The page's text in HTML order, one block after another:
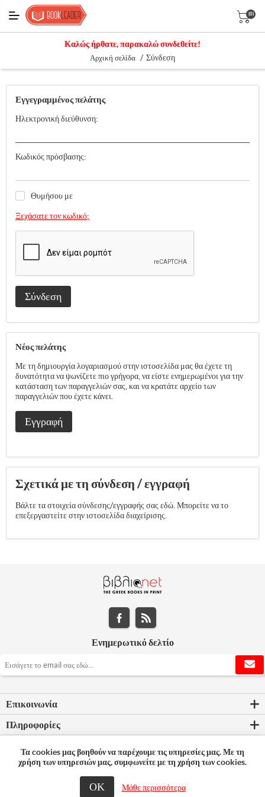
(0)
Καλώς ήρθατε, παρακαλώ συνδεθείτε!
Αρχική σελίδα / Σύνδεση
Εγγεγραμμένος πελάτης
Ηλεκτρονική διεύθυνση:
Κωδικός πρόσβασης:
Θυμήσου με
Ξεχάσατε τον κωδικό;
Σύνδεση
Νέος πελάτης
Με τη δημιουργία λογαριασμού στην ιστοσελίδα μας θα έχετε τη
δυνατότητα να ψωνίζετε πιο γρήγορα, να είστε ενημερωμένοι για την
κατάσταση των παραγγελιών σας, και να κρατάτε αρχείο των
παραγγελιών που έχετε κάνει.
Εγγραφή
Σχετικά με τη σύνδεση / εγγραφή
Βάλτε τα στοιχεία σύνδεσης/εγγραφής σας εδώ. Μπορείτε να το
επεξεργαστείτε στην ιστοσελίδα διαχείρισης.
Ενημερωτικό δελτίο
Επικοινωνία
Πληροφορίες
Ο λογαριασμός μου
© 2026 Bookleader
Τα cookies μας βοηθούν να παρέχουμε τις υπηρεσίες μας. Με τη
χρήση των υπηρεσιών μας, συμφωνείτε με τη χρήση των cookies.
ΟΚ Μάθε περισσότερα